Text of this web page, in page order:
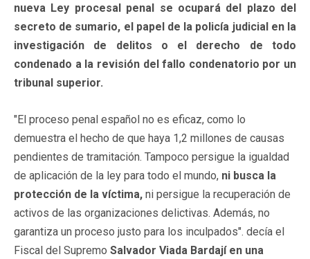
nueva Ley procesal penal se ocupará del plazo del
secreto de sumario, el papel de la policía judicial en la
investigación de delitos o el derecho de todo
condenado a la revisión del fallo condenatorio por un
tribunal superior.
"El proceso penal español no es eficaz, como lo
demuestra el hecho de que haya 1,2 millones de causas
pendientes de tramitación. Tampoco persigue la igualdad
de aplicación de la ley para todo el mundo, ni busca la
protección de la víctima, ni persigue la recuperación de
activos de las organizaciones delictivas. Además, no
garantiza un proceso justo para los inculpados". decía el
Fiscal del Supremo Salvador Viada Bardajíen una